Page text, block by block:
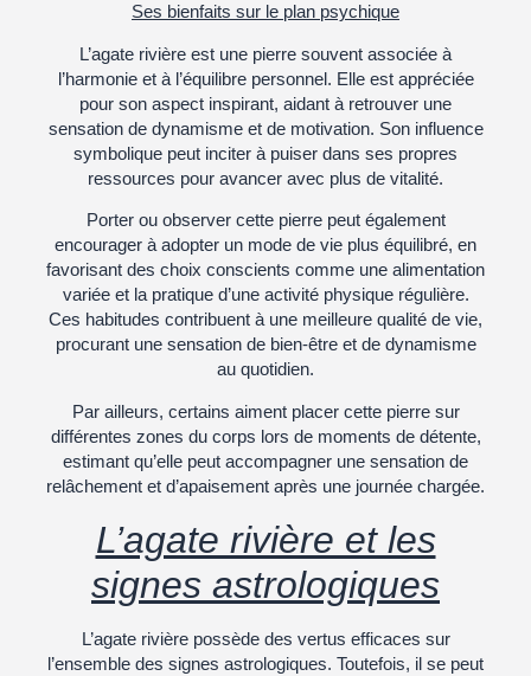
Ses bienfaits sur le plan psychique
L’agate rivière est une pierre souvent associée à
l’harmonie et à l’équilibre personnel. Elle est appréciée
pour son aspect inspirant, aidant à retrouver une
sensation de dynamisme et de motivation. Son influence
symbolique peut inciter à puiser dans ses propres
ressources pour avancer avec plus de vitalité.
Porter ou observer cette pierre peut également
encourager à adopter un mode de vie plus équilibré, en
favorisant des choix conscients comme une alimentation
variée et la pratique d’une activité physique régulière.
Ces habitudes contribuent à une meilleure qualité de vie,
procurant une sensation de bien-être et de dynamisme
au quotidien.
Par ailleurs, certains aiment placer cette pierre sur
différentes zones du corps lors de moments de détente,
estimant qu’elle peut accompagner une sensation de
relâchement et d’apaisement après une journée chargée.
L’agate rivière et les
signes astrologiques
L’agate rivière possède des vertus efficaces sur
l’ensemble des signes astrologiques. Toutefois, il se peut